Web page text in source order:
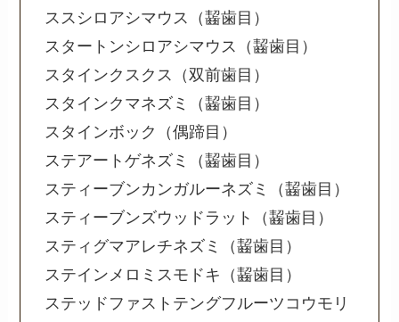
ススシロアシマウス（齧歯目）
スタートンシロアシマウス（齧歯目）
スタインクスクス（双前歯目）
スタインクマネズミ（齧歯目）
スタインボック（偶蹄目）
ステアートゲネズミ（齧歯目）
スティーブンカンガルーネズミ（齧歯目）
スティーブンズウッドラット（齧歯目）
スティグマアレチネズミ（齧歯目）
ステインメロミスモドキ（齧歯目）
ステッドファストテングフルーツコウモリ